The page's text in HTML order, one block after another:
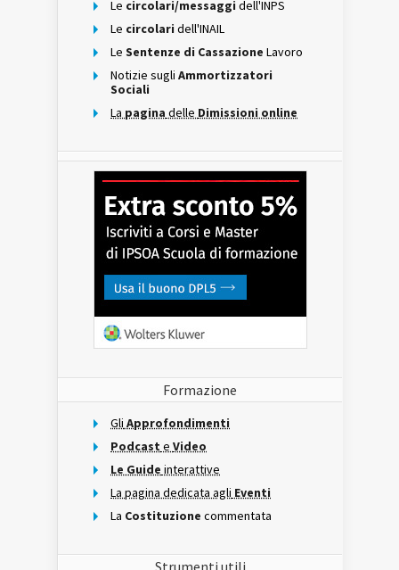
Le circolari/messaggi dell'INPS
Le circolari dell'INAIL
Le Sentenze di Cassazione Lavoro
Notizie sugli Ammortizzatori
Sociali
La pagina delle Dimissioni online
Formazione
Gli Approfondimenti
Podcast e Video
Le Guide interattive
La pagina dedicata agli Eventi
La Costituzione commentata
Strumenti utili